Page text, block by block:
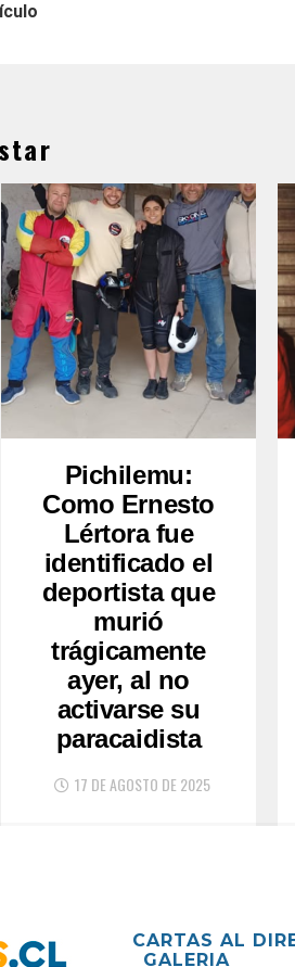
Pichilemu:
Como Ernesto
Lértora fue
identificado el
deportista que
murió
trágicamente
ayer, al no
activarse su
paracaidista
17 DE AGOSTO DE 2025
CARTAS AL
GALERIA